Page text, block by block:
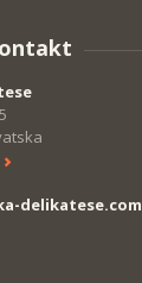
delikatese.com